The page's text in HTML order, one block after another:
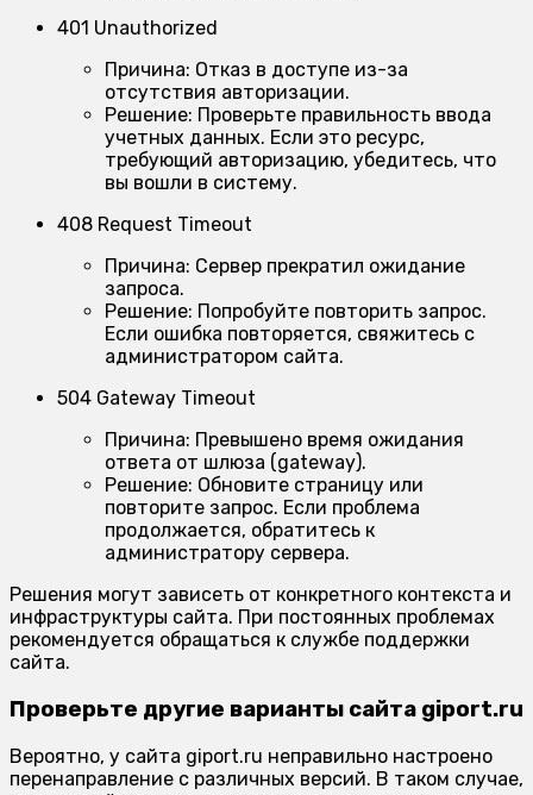
401 Unauthorized
Причина: Отказ в доступе из-за
отсутствия авторизации.
Решение: Проверьте правильность ввода
учетных данных. Если это ресурс,
требующий авторизацию, убедитесь, что
вы вошли в систему.
408 Request Timeout
Причина: Сервер прекратил ожидание
запроса.
Решение: Попробуйте повторить запрос.
Если ошибка повторяется, свяжитесь с
администратором сайта.
504 Gateway Timeout
Причина: Превышено время ожидания
ответа от шлюза (gateway).
Решение: Обновите страницу или
повторите запрос. Если проблема
продолжается, обратитесь к
администратору сервера.
Решения могут зависеть от конкретного контекста и
инфраструктуры сайта. При постоянных проблемах
рекомендуется обращаться к службе поддержки
сайта.
Проверьте другие варианты сайта giport.ru
Вероятно, у сайта giport.ru неправильно настроено
перенаправление с различных версий. В таком случае,